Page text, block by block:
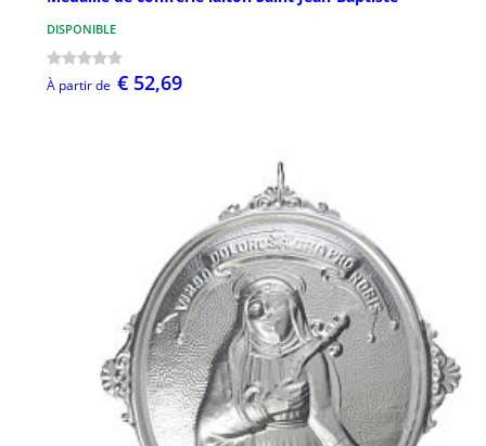
DISPONIBLE
À partir de € 52,69